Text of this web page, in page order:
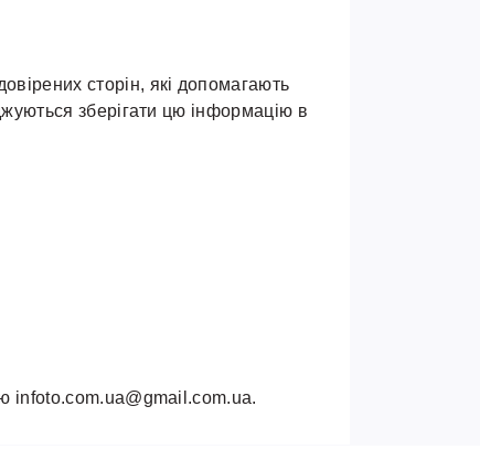
сторін, які допомагають
зберігати цю інформацію в
infoto.com.ua@gmail.com.ua.